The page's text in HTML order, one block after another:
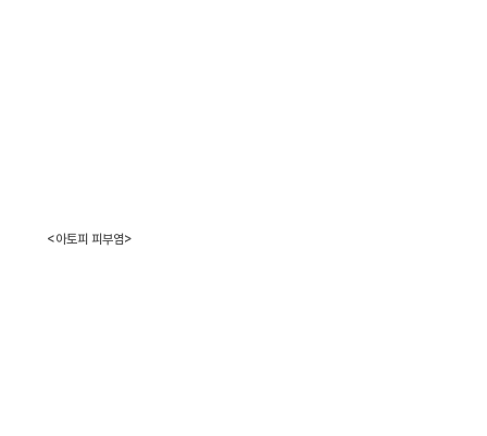
<아토피 피부염>